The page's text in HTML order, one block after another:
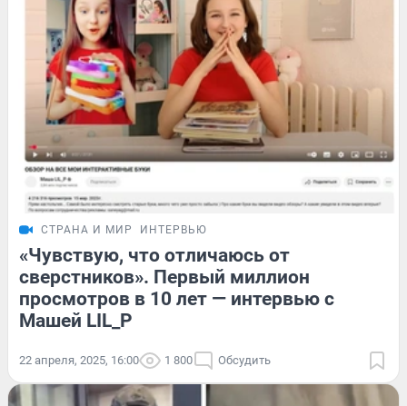
СТРАНА И МИР ИНТЕРВЬЮ
«Чувствую, что отличаюсь от
сверстников». Первый миллион
просмотров в 10 лет — интервью с
Машей LIL_P
22 апреля, 2025, 16:00 1 800 Обсудить